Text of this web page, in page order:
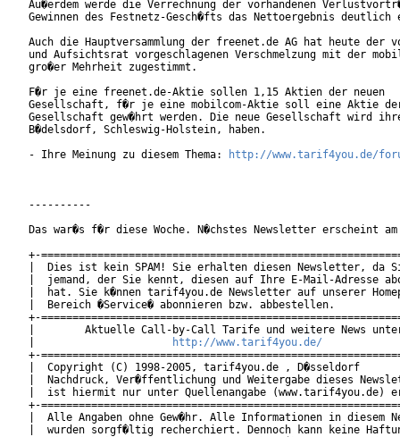
Au�erdem werde die Verrechnung der vorhandenen
Gewinnen des Festnetz-Gesch�fts das Nettoergebnis
Auch die Hauptversammlung der freenet.de AG hat heute der
und Aufsichtsrat vorgeschlagenen Verschmelzung mit der
gro�er Mehrheit zugestimmt.
F�r je eine freenet.de-Aktie sollen 1,15 Aktien der neuen
Gesellschaft, f�r je eine mobilcom-Aktie soll eine Aktie der
Gesellschaft gew�hrt werden. Die neue Gesellschaft wird
B�delsdorf, Schleswig-Holstein, haben.
- Ihre Meinung zu diesem Thema:
http://www.tarif4you.de/
----------
Das war�s f�r diese Woche. N�chstes Newsletter erscheint
+-
|  Dies ist kein SPAM! Sie erhalten diesen Newsletter, da
|  jemand, der Sie kennt, diesen auf Ihre E-Mail-Adresse
|  hat. Sie k�nnen tarif4you.de Newsletter auf unserer
|  Bereich �Service� abonnieren bzw. abbestellen.
+-
|        Aktuelle Call-by-Call Tarife und weitere News
http://www.tarif4you.de/
+-
|  Copyright (C) 1998-2005, tarif4you.de , D�sseldorf
|  Nachdruck, Ver�ffentlichung und Weitergabe dieses
|  ist hiermit nur unter Quellenangabe
+-
|  Alle Angaben ohne Gew�hr. Alle Informationen in diesem
|  wurden sorgf�ltig recherchiert. Dennoch kann keine